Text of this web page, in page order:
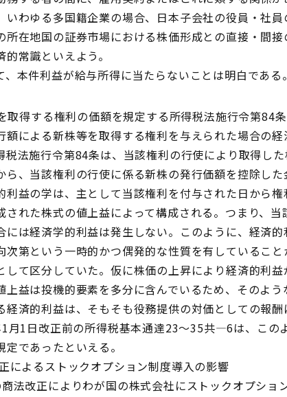
いわゆる多国籍企業の場合、日本子会社の役員・社
所在地国の証券市場における株価形成との直接・間
的常識といえよう。
本件利益が給与所得に当たらないことは明白である。
取得する権利の価額を規定する所得税法施行令第84
による新株等を取得する権利を与えられた場合の
税法施行令第84条は、当該権利の行使により取得し
ら、当該権利の行使に係る新株の発行価額を控除し
利益の学は、主として当該権利を付与された日から
された株式の値上益によって構成される。つまり、当
には経済学的利益は発生しない。このように、経済
次第という一時的かつ偶発的な性質を有しているこ
して区分していた。仮に株価の上昇により経済的利
上益は投機的要素を多分に含んでいるため、そのよ
経済的利益は、そもそも役務提供の対価としての報
月1日改正前の所得税基本通達23～35共―6は、この
であったといえる。
によるストックオプション制度導入の影響
法改正によりわが国の株式会社にストックオプショ